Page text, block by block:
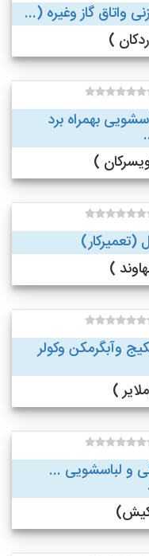
واتاق گاز وغیره (...
بهمراه برد
وآبگرمکن وکولر
لباسشویی ...